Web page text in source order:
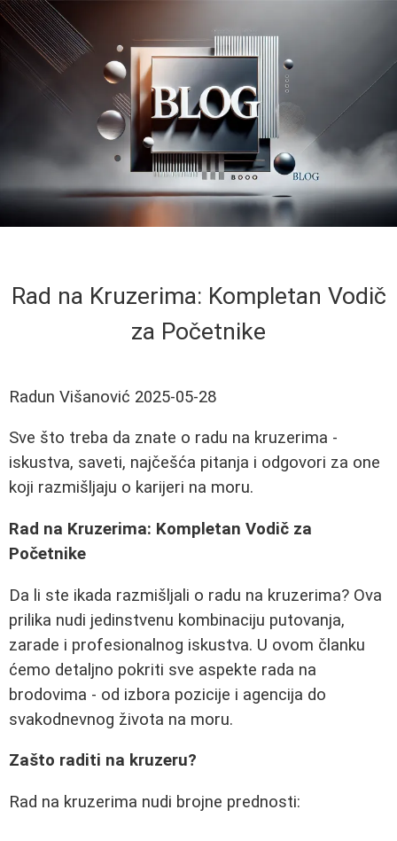
Rad na Kruzerima: Kompletan Vodič
za Početnike
Radun Višanović 2025-05-28
Sve što treba da znate o radu na kruzerima -
iskustva, saveti, najčešća pitanja i odgovori za one
koji razmišljaju o karijeri na moru.
Rad na Kruzerima: Kompletan Vodič za
Početnike
Da li ste ikada razmišljali o radu na kruzerima? Ova
prilika nudi jedinstvenu kombinaciju putovanja,
zarade i profesionalnog iskustva. U ovom članku
ćemo detaljno pokriti sve aspekte rada na
brodovima - od izbora pozicije i agencija do
svakodnevnog života na moru.
Zašto raditi na kruzeru?
Rad na kruzerima nudi brojne prednosti: